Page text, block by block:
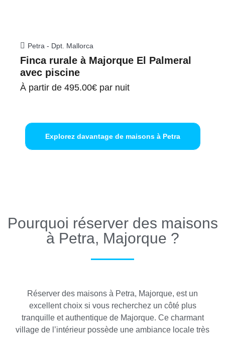
Explorez davantage de maisons à Petra
Petra - Dpt. Mallorca
Finca rurale à Majorque El Palmeral
avec piscine
À partir de 495.00€ par nuit
Pourquoi réserver des maisons
à Petra, Majorque ?
Réserver des maisons à Petra, Majorque, est un
excellent choix si vous recherchez un côté plus
tranquille et authentique de Majorque. Ce charmant
village de l’intérieur possède une ambiance locale très